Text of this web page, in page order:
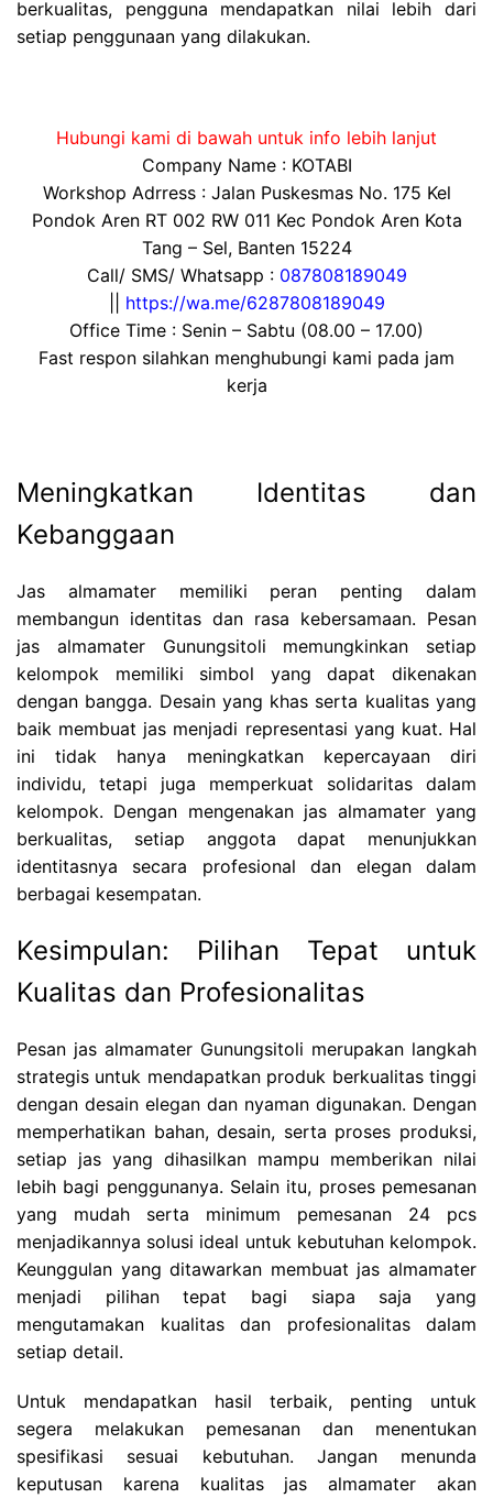
berkualitas, pengguna mendapatkan nilai lebih dari
setiap penggunaan yang dilakukan.
Hubungi kami di bawah untuk info lebih lanjut
Company Name : KOTABI
Workshop Adrress : Jalan Puskesmas No. 175 Kel
Pondok Aren RT 002 RW 011 Kec Pondok Aren Kota
Tang – Sel, Banten 15224
Call/ SMS/ Whatsapp : 087808189049
https://wa.me/6287808189049
Office Time : Senin – Sabtu (08.00 – 17.00)
Fast respon silahkan menghubungi kami pada jam
kerja
Meningkatkan Identitas dan
Kebanggaan
Jas almamater memiliki peran penting dalam
membangun identitas dan rasa kebersamaan. Pesan
jas almamater Gunungsitoli memungkinkan setiap
kelompok memiliki simbol yang dapat dikenakan
dengan bangga. Desain yang khas serta kualitas yang
baik membuat jas menjadi representasi yang kuat. Hal
ini tidak hanya meningkatkan kepercayaan diri
individu, tetapi juga memperkuat solidaritas dalam
kelompok. Dengan mengenakan jas almamater yang
berkualitas, setiap anggota dapat menunjukkan
identitasnya secara profesional dan elegan dalam
berbagai kesempatan.
Kesimpulan: Pilihan Tepat untuk
Kualitas dan Profesionalitas
Pesan jas almamater Gunungsitoli merupakan langkah
strategis untuk mendapatkan produk berkualitas tinggi
dengan desain elegan dan nyaman digunakan. Dengan
memperhatikan bahan, desain, serta proses produksi,
setiap jas yang dihasilkan mampu memberikan nilai
lebih bagi penggunanya. Selain itu, proses pemesanan
yang mudah serta minimum pemesanan 24 pcs
menjadikannya solusi ideal untuk kebutuhan kelompok.
Keunggulan yang ditawarkan membuat jas almamater
menjadi pilihan tepat bagi siapa saja yang
mengutamakan kualitas dan profesionalitas dalam
setiap detail.
Untuk mendapatkan hasil terbaik, penting untuk
segera melakukan pemesanan dan menentukan
spesifikasi sesuai kebutuhan. Jangan menunda
keputusan karena kualitas jas almamater akan